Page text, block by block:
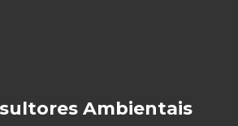
Ambientais